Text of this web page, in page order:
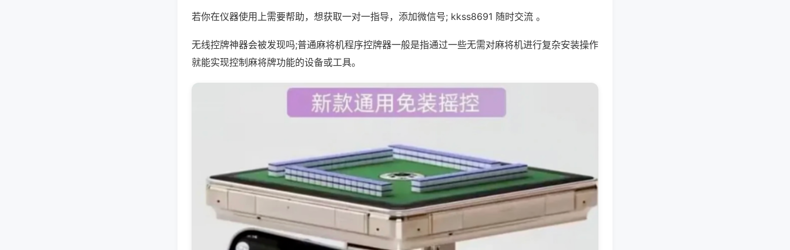
若你在仪器使用上需要帮助，想获取一对一指导，添加微信号; kkss8691 随时交流 。
无线控牌神器会被发现吗;普通麻将机程序控牌器一般是指通过一些无需对麻将机进行复杂安装操作
就能实现控制麻将牌功能的设备或工具。